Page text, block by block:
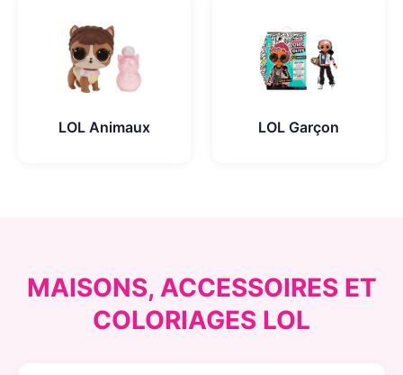
LOL Animaux LOL Garçon
MAISONS, ACCESSOIRES ET
COLORIAGES LOL